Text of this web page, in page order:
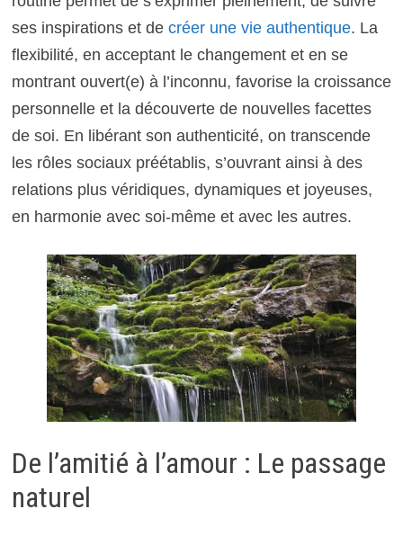
ses inspirations et de créer une vie authentique. La
flexibilité, en acceptant le changement et en se
montrant ouvert(e) à l’inconnu, favorise la croissance
personnelle et la découverte de nouvelles facettes
de soi. En libérant son authenticité, on transcende
les rôles sociaux préétablis, s’ouvrant ainsi à des
relations plus véridiques, dynamiques et joyeuses,
en harmonie avec soi-même et avec les autres.
De l’amitié à l’amour : Le passage
naturel